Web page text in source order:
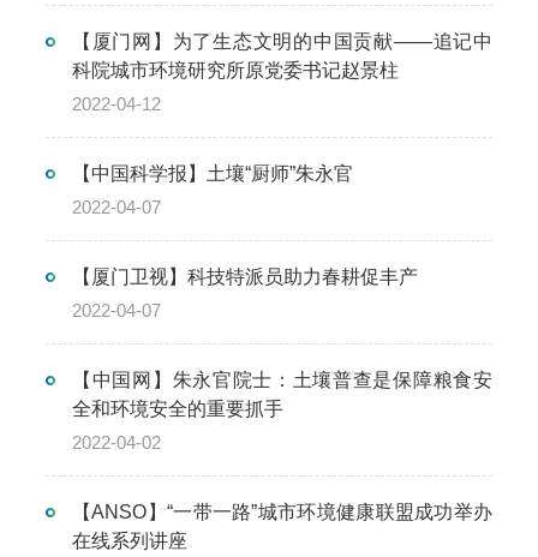
【厦门网】为了生态文明的中国贡献——追记中
科院城市环境研究所原党委书记赵景柱
2022-04-12
【中国科学报】土壤“厨师”朱永官
2022-04-07
【厦门卫视】科技特派员助力春耕促丰产
2022-04-07
【中国网】朱永官院士：土壤普查是保障粮食安
全和环境安全的重要抓手
2022-04-02
【ANSO】“一带一路”城市环境健康联盟成功举办
在线系列讲座